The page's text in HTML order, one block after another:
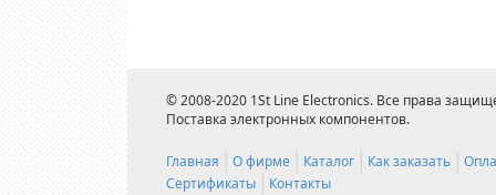
© 2008-2020 1St Line Electronics. Все права
Поставка электронных компонентов.
Главная О фирме Каталог Как заказать
Сертификаты
Контакты